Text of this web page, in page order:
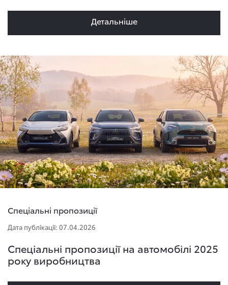
Детальнiше
Спеціальні пропозиції
Дата публікації: 07.04.2026
Спеціальні пропозиції на автомобілі 2025
року виробництва